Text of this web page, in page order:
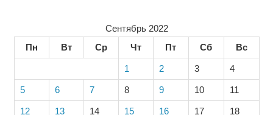
Сентябрь 2022
Пн
Вт Ср Чт Пт Сб Вс
1 2 3 4
5 6 7 8 9 10 11
12 13 14 15 16 17 18